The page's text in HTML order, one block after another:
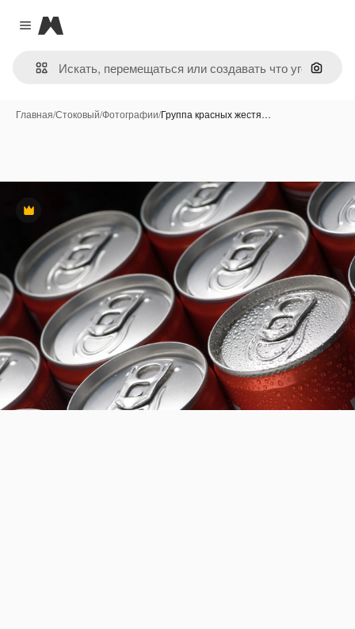
Close menu
Magnific
Поиск
Главная/Стоковый/Фотографии/Группа красных жестя…
Премиум